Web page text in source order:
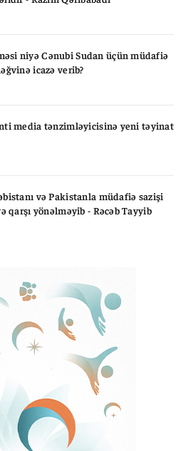
niyə Cənubi Sudan üçün müdafiə
icazə verib?
media tənzimləyicisinə yeni təyinat
və Pakistanla müdafiə sazişi
qarşı yönəlməyib - Rəcəb Tayyib